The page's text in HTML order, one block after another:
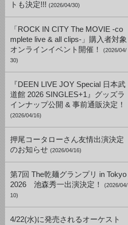
トも決定!!! (2026/04/30)
「ROCK IN CITY The MOVIE -co
mplete live & all clips-」購入者対象
オンラインイベント開催！
(2026/04/
30)
『DEEN LIVE JOY Special 日本武
道館 2026 SINGLES+1』グッズラ
インナップ公開 & 事前通販決定！
(2026/04/16)
押尾コータローさん友情出演決定
のお知らせ (2026/04/16)
第7回 The乾麺グランプリ in Tokyo
2026 池森秀一出演決定！
(2026/04/
10)
4/22(水)に発売されるオーケスト